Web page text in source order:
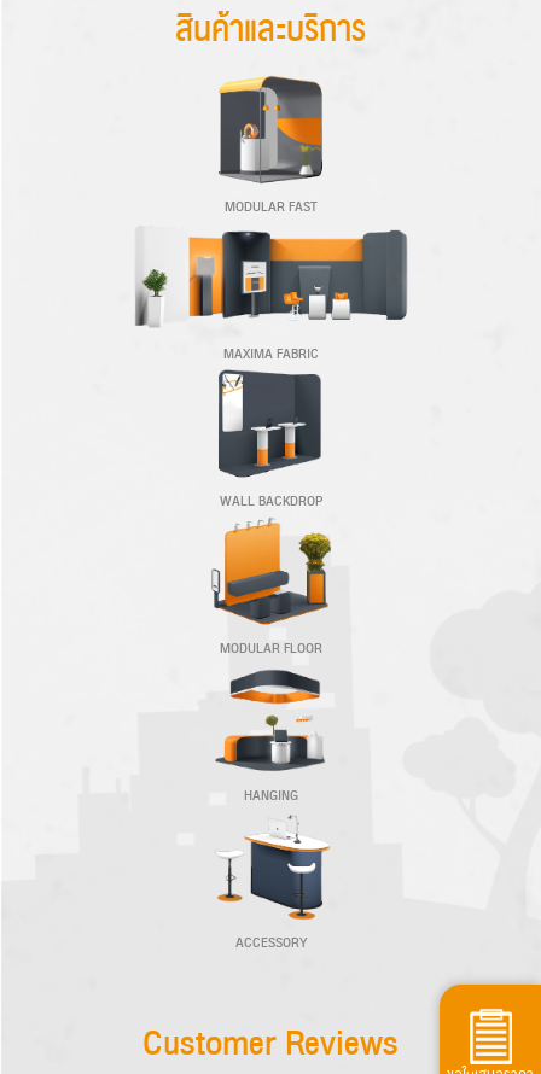
สินค้าและบริการ
MODULAR FAST
MAXIMA FABRIC
WALL BACKDROP
MODULAR FLOOR
HANGING
ACCESSORY
Customer Reviews